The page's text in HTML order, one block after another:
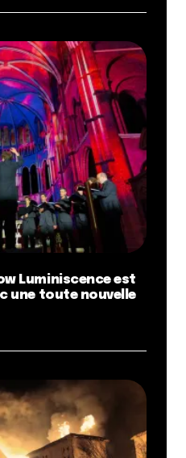
Luminiscence est
une toute nouvelle